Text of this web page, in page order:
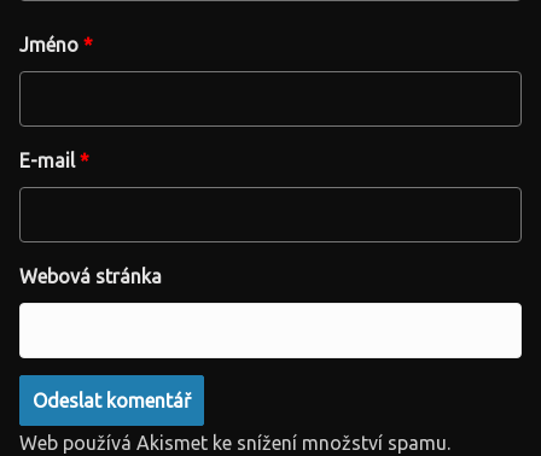
Jméno *
E-mail*
Webová stránka
Web používá Akismet ke snížení množství spamu.